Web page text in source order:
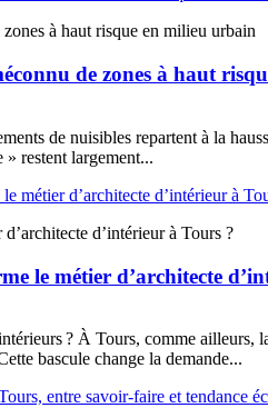
à haut risque en milieu urbain
de zones à haut
de nuisibles repartent à la
restent largement...
d’intérieur à Tours ?
le métier d’architecte
? À Tours, comme
bascule change la demande...